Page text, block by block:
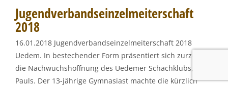
Jugendverbandseinzelmeiterschaft
2018
16.01.2018 Jugendverbandseinzelmeiterschaft 2018
Uedem. In bestechender Form präsentiert sich zurzeit
die Nachwuchshoffnung des Uedemer Schachklubs, Fynn
Pauls. Der 13-jährige Gymnasiast machte die kürzlich